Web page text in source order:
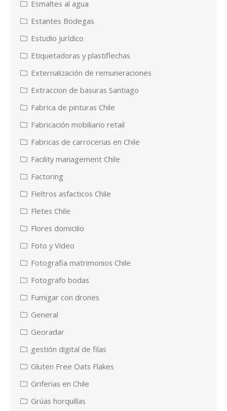
Esmaltes al agua
Estantes Bodegas
Estudio jurídico
Etiquetadoras y plastiflechas
Externalización de remuneraciones
Extraccion de basuras Santiago
Fabrica de pinturas Chile
Fabricación mobiliario retail
Fabricas de carrocerias en Chile
Facility management Chile
Factoring
Fieltros asfacticos Chile
Fletes Chile
Flores domicilio
Foto y Video
Fotografia matrimonios Chile
Fotografo bodas
Fumigar con drones
General
Georadar
gestión digital de filas
Gluten Free Oats Flakes
Griferias en Chile
Grúas horquillas